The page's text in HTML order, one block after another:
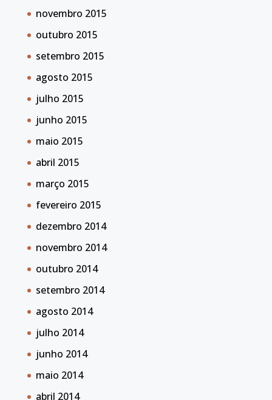
novembro 2015
outubro 2015
setembro 2015
agosto 2015
julho 2015
junho 2015
maio 2015
abril 2015
março 2015
fevereiro 2015
dezembro 2014
novembro 2014
outubro 2014
setembro 2014
agosto 2014
julho 2014
junho 2014
maio 2014
abril 2014